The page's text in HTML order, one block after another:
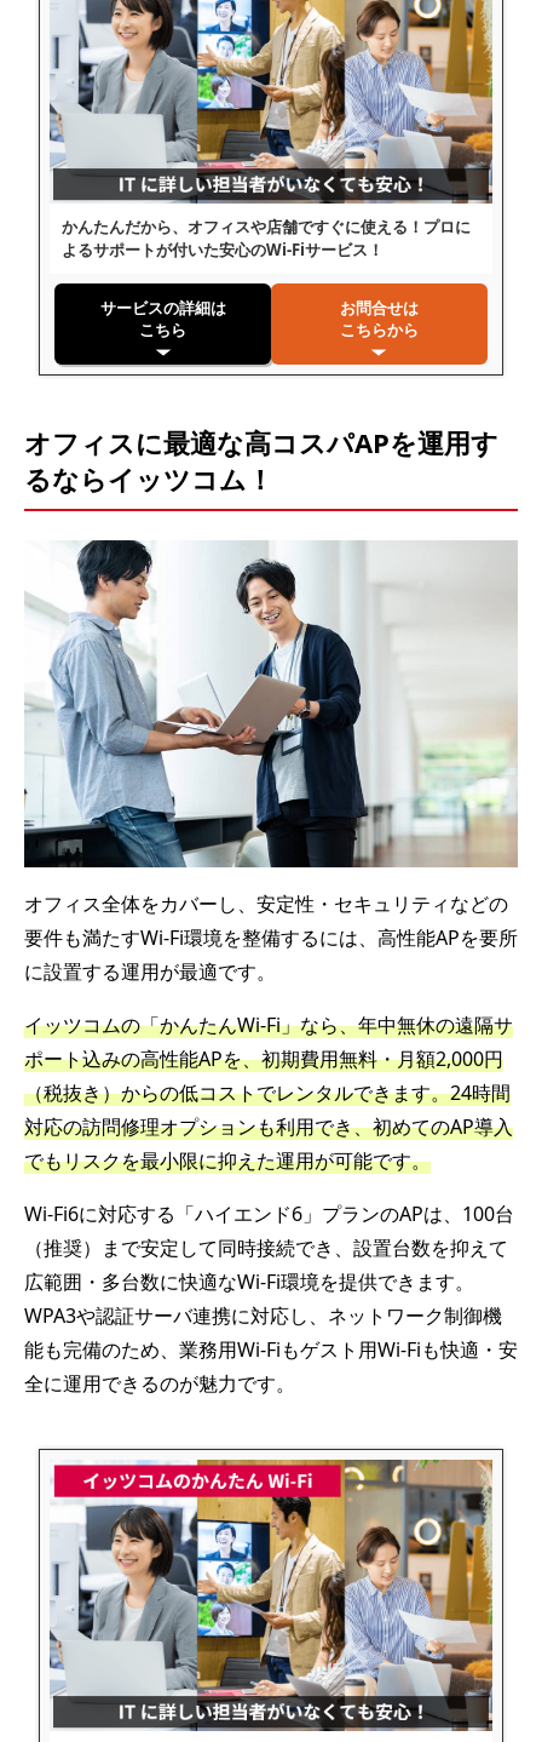
かんたんだから、オフィスや店舗ですぐに使える！プロに
よるサポートが付いた安心のWi-Fiサービス！
サービスの詳細は
こちら
お問合せは
こちらから
オフィスに最適な高コスパAPを運用す
るならイッツコム！
オフィス全体をカバーし、安定性・セキュリティなどの
要件も満たすWi-Fi環境を整備するには、高性能APを要所
に設置する運用が最適です。
イッツコムの「かんたんWi-Fi」なら、年中無休の遠隔サ
ポート込みの高性能APを、初期費用無料・月額2,000円
（税抜き）からの低コストでレンタルできます。24時間
対応の訪問修理オプションも利用でき、初めてのAP導入
でもリスクを最小限に抑えた運用が可能です。
Wi-Fi6に対応する「ハイエンド6」プランのAPは、100台
（推奨）まで安定して同時接続でき、設置台数を抑えて
広範囲・多台数に快適なWi-Fi環境を提供できます。
WPA3や認証サーバ連携に対応し、ネットワーク制御機
能も完備のため、業務用Wi-Fiもゲスト用Wi-Fiも快適・安
全に運用できるのが魅力です。